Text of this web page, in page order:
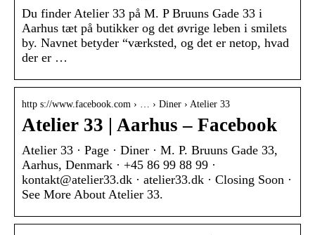
Du finder Atelier 33 på M. P Bruuns Gade 33 i
Aarhus tæt på butikker og det øvrige leben i smilets
by. Navnet betyder “værksted, og det er netop, hvad
der er …
http s://www.facebook.com › … › Diner › Atelier 33
Atelier 33 | Aarhus – Facebook
Atelier 33 · Page · Diner · M. P. Bruuns Gade 33,
Aarhus, Denmark · +45 86 99 88 99 ·
kontakt@atelier33.dk · atelier33.dk · Closing Soon ·
See More About Atelier 33.